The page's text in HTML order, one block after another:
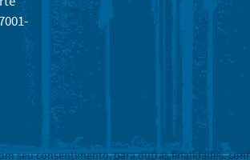
seu consentimento, para outras finalidades,